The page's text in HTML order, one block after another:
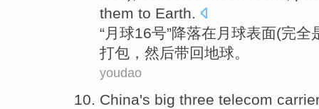
them to Earth.
“月球16号”降落在 月球表面(完全
打包 ， 然后带回地球。
youdao
China's big three telecom